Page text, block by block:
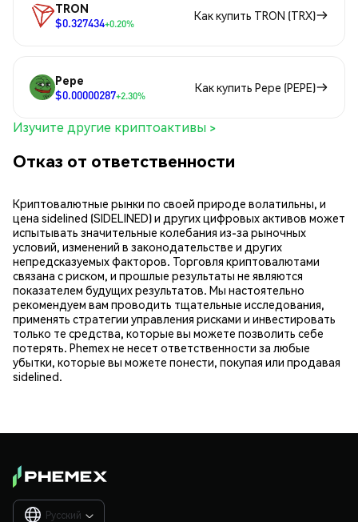
TRON
$0.327434+0.20%
Как купить TRON (TRX)
Pepe
$0.00000287+2.30%
Как купить Pepe (PEPE)
Изучите другие криптоактивы >
Отказ от ответственности
Криптовалютные рынки по своей природе волатильны, и
цена sidelined (SIDELINED) и других цифровых активов может
испытывать значительные колебания из-за рыночных
условий, изменений в законодательстве и других
непредсказуемых факторов. Торговля криптовалютами
связана с риском, и прошлые результаты не являются
показателем будущих результатов. Мы настоятельно
рекомендуем вам проводить тщательные исследования,
применять стратегии управления рисками и инвестировать
только те средства, которые вы можете позволить себе
потерять. Phemex не несет ответственности за любые
убытки, которые вы можете понести, покупая или продавая
sidelined.
Русский 